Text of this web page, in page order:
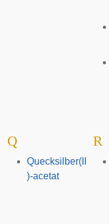
Q
Quecksilber(II
)-acetat
R